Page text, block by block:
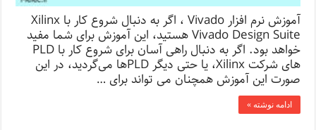
آموزش نرم افزار Vivado ، اگر به دنبال شروع کار با Xilinx
Vivado Design Suite هستید، این آموزش برای شما مفید
خواهد بود. اگر به دنبال راهی آسان برای شروع کار با PLD
های شرکت Xilinx، یا حتی دیگر PLDها می‌گردید، در این
صورت این آموزش همچنان می تواند برای …
ادامه نوشته »